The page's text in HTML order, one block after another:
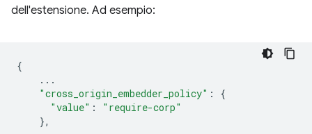
dell'estensione. Ad esempio:
{
...
"cross_origin_embedder_policy" :
{
"value" :
"require-corp"
},